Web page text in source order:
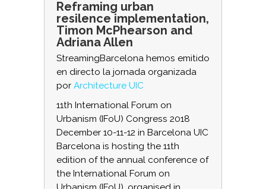
Reframing urban
resilence implementation,
Timon McPhearson and
Adriana Allen
StreamingBarcelona hemos emitido
en directo la jornada organizada
por Architecture UIC
11th International Forum on
Urbanism (IFoU) Congress 2018
December 10-11-12 in Barcelona UIC
Barcelona is hosting the 11th
edition of the annual conference of
the International Forum on